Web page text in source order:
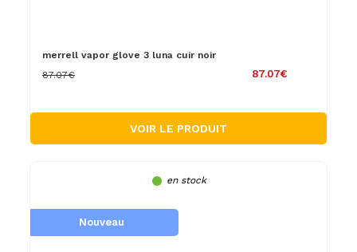
merrell vapor glove 3 luna cuir noir
87.07€
87.07€
VOIR LE PRODUIT
en stock
Nouveau